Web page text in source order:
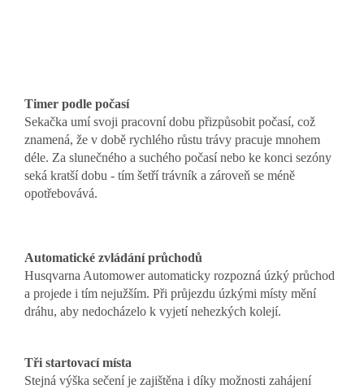
Timer podle počasí
Sekačka umí svoji pracovní dobu přizpůsobit počasí, což
znamená, že v době rychlého růstu trávy pracuje mnohem
déle. Za slunečného a suchého počasí nebo ke konci sezóny
seká kratší dobu - tím šetří trávník a zároveň se méně
opotřebovává.
Automatické zvládání průchodů
Husqvarna Automower automaticky rozpozná úzký průchod
a projede i tím nejužším. Při průjezdu úzkými místy mění
dráhu, aby nedocházelo k vyjetí nehezkých kolejí.
Tři startovací místa
Stejná výška sečení je zajištěna i díky možnosti zahájení